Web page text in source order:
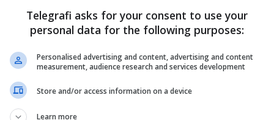
së Fitnesit Ummah, ku Butt ishte duke
se Redouane e vë telefonin e tij celular në
ndërtimi, përpara se grupi të largohej nga
minuta.
sugjerojnë se ata ishin të shqetësuar se mund
Telegrafi asks for your consent to use your
personal data for the following purposes:
Personalised advertising and content, advertising and content
measurement, audience research and services development
Store and/or access information on a device
Learn more